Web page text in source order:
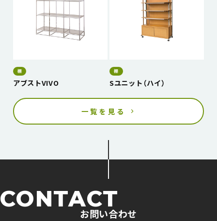
棚
アブストVIVO
棚
Sユニット（ハイ）
一覧を見る
CONTACT
お問い合わせ